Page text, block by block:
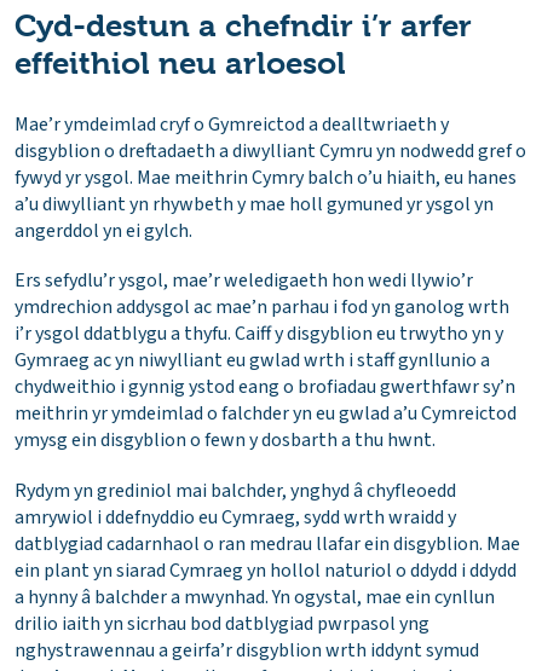
Cyd-destun a chefndir i’r arfer
effeithiol neu arloesol
Mae’r ymdeimlad cryf o Gymreictod a dealltwriaeth y
disgyblion o dreftadaeth a diwylliant Cymru yn nodwedd gref o
fywyd yr ysgol. Mae meithrin Cymry balch o’u hiaith, eu hanes
a’u diwylliant yn rhywbeth y mae holl gymuned yr ysgol yn
angerddol yn ei gylch.
Ers sefydlu’r ysgol, mae’r weledigaeth hon wedi llywio’r
ymdrechion addysgol ac mae’n parhau i fod yn ganolog wrth
i’r ysgol ddatblygu a thyfu. Caiff y disgyblion eu trwytho yn y
Gymraeg ac yn niwylliant eu gwlad wrth i staff gynllunio a
chydweithio i gynnig ystod eang o brofiadau gwerthfawr sy’n
meithrin yr ymdeimlad o falchder yn eu gwlad a’u Cymreictod
ymysg ein disgyblion o fewn y dosbarth a thu hwnt.
Rydym yn grediniol mai balchder, ynghyd â chyfleoedd
amrywiol i ddefnyddio eu Cymraeg, sydd wrth wraidd y
datblygiad cadarnhaol o ran medrau llafar ein disgyblion. Mae
ein plant yn siarad Cymraeg yn hollol naturiol o ddydd i ddydd
a hynny â balchder a mwynhad. Yn ogystal, mae ein cynllun
drilio iaith yn sicrhau bod datblygiad pwrpasol yng
nghystrawennau a geirfa’r disgyblion wrth iddynt symud